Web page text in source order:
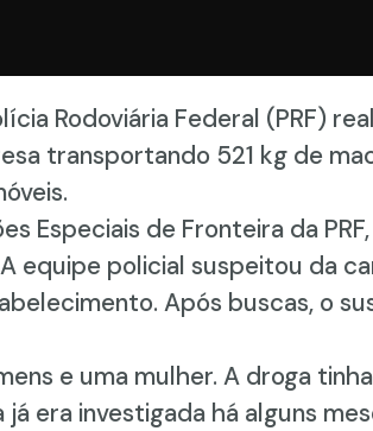
Rodoviária Federal (PRF)
transportando 521 kg de
Especiais de Fronteira da
equipe policial suspeitou da
Após buscas, o
e uma mulher. A droga
já era investigada há alguns